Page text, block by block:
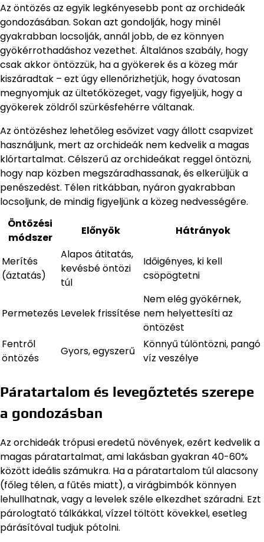
Az öntözés az egyik legkényesebb pont az orchideák
gondozásában. Sokan azt gondolják, hogy minél
gyakrabban locsolják, annál jobb, de ez könnyen
gyökérrothadáshoz vezethet. Általános szabály, hogy
csak akkor öntözzük, ha a gyökerek és a közeg már
kiszáradtak – ezt úgy ellenőrizhetjük, hogy óvatosan
megnyomjuk az ültetőközeget, vagy figyeljük, hogy a
gyökerek zöldről szürkésfehérre váltanak.
Az öntözéshez lehetőleg esővizet vagy állott csapvizet
használjunk, mert az orchideák nem kedvelik a magas
klórtartalmat. Célszerű az orchideákat reggel öntözni,
hogy nap közben megszáradhassanak, és elkerüljük a
penészedést. Télen ritkábban, nyáron gyakrabban
locsoljunk, de mindig figyeljünk a közeg nedvességére.
Öntözési
módszer
Előnyök Hátrányok
Merítés
(áztatás)
Alapos átitatás,
kevésbé öntözi
túl
Időigényes, ki kell
csöpögtetni
Permetezés Levelek frissítése
Nem elég gyökérnek,
nem helyettesíti az
öntözést
Fentről
öntözés
Gyors, egyszerű
Könnyű túlöntözni, pangó
víz veszélye
Páratartalom és levegőztetés szerepe
a gondozásban
Az orchideák trópusi eredetű növények, ezért kedvelik a
magas páratartalmat, ami lakásban gyakran 40-60%
között ideális számukra. Ha a páratartalom túl alacsony
(főleg télen, a fűtés miatt), a virágbimbók könnyen
lehullhatnak, vagy a levelek széle elkezdhet száradni. Ezt
párologtató tálkákkal, vízzel töltött kövekkel, esetleg
párásítóval tudjuk pótolni.